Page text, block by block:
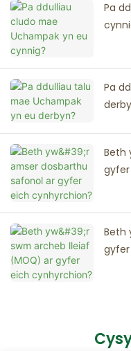
Pa
Pa
Beth
Beth